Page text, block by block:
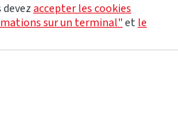
accepter les cookies
sur un terminal"et le